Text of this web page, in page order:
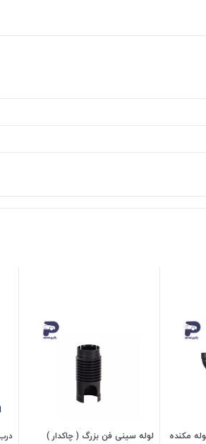
مکنده
لوله سینی فن بزرگ ( چاکدار )